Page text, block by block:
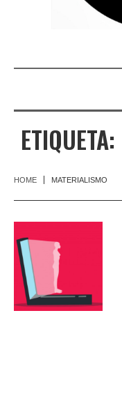
ETIQUETA:
HOME MATERIALISMO